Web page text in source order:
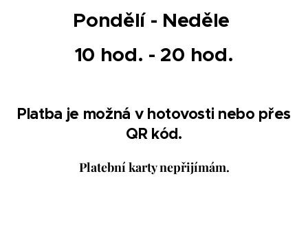
Pondělí - Neděle
10 hod. - 20 hod.
Platba je možná v hotovosti nebo přes
QR kód.
Platební karty nepřijímám.